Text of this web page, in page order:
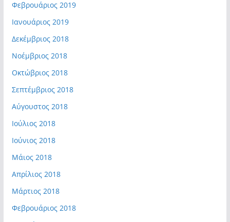
Φεβρουάριος 2019
Ιανουάριος 2019
Δεκέμβριος 2018
Νοέμβριος 2018
Οκτώβριος 2018
Σεπτέμβριος 2018
Αύγουστος 2018
Ιούλιος 2018
Ιούνιος 2018
Μάιος 2018
Απρίλιος 2018
Μάρτιος 2018
Φεβρουάριος 2018